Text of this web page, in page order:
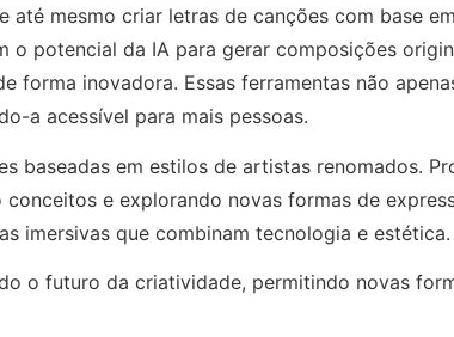
mesmo criar letras de canções com base
o potencial da IA para gerar composições
forma inovadora. Essas ferramentas não
a acessível para mais pessoas.
baseadas em estilos de artistas renomados.
e explorando novas formas de
imersivas que combinam tecnologia e estética.
o futuro da criatividade, permitindo novas